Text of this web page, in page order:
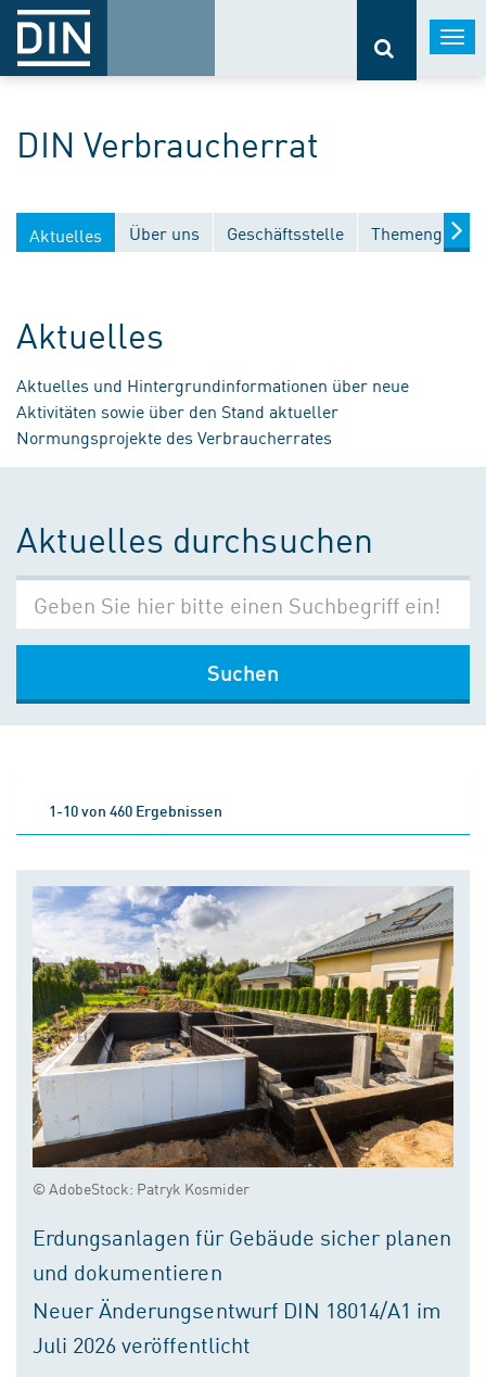
DIN Verbraucherrat
Aktuelles Über uns Geschäftsstelle
Aktuelles
Aktuelles und Hintergrundinformationen über neue
Aktivitäten sowie über den Stand aktueller
Normungsprojekte des Verbraucherrates
Aktuelles durchsuchen
Suchen
1-10 von 460 Ergebnissen
© AdobeStock: Patryk Kosmider
Erdungsanlagen für Gebäude sicher planen
und dokumentieren
Neuer Änderungsentwurf DIN 18014/A1 im
Juli 2026 veröffentlicht